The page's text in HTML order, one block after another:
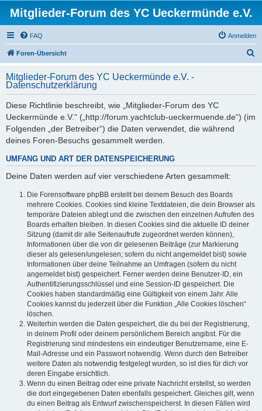
Mitglieder-Forum des YC Ueckermünde e.V.
FAQ Anmelden
Foren-Übersicht
h
Mitglieder-Forum des YC Ueckermünde e.V. -
Datenschutzerklärung
Diese Richtlinie beschreibt, wie „Mitglieder-Forum des YC
Ueckermünde e.V.“ („http://forum.yachtclub-ueckermuende.de“) (im
Folgenden „der Betreiber“) die Daten verwendet, die während
deines Foren-Besuchs gesammelt werden.
UMFANG UND ART DER DATENSPEICHERUNG
Deine Daten werden auf vier verschiedene Arten gesammelt:
Die Forensoftware phpBB erstellt bei deinem Besuch des Boards
mehrere Cookies. Cookies sind kleine Textdateien, die dein Browser als
temporäre Dateien ablegt und die zwischen den einzelnen Aufrufen des
Boards erhalten bleiben. In diesen Cookies sind die aktuelle ID deiner
Sitzung (damit dir alle Seitenaufrufe zugeordnet werden können),
Informationen über die von dir gelesenen Beiträge (zur Markierung
dieser als gelesen/ungelesen; sofern du nicht angemeldet bist) sowie
Informationen über deine Teilnahme an Umfragen (sofern du nicht
angemeldet bist) gespeichert. Ferner werden deine Benutzer-ID, ein
Authentifizierungsschlüssel und eine Session-ID gespeichert. Die
Cookies haben standardmäßig eine Gültigkeit von einem Jahr. Alle
Cookies kannst du jederzeit über die Funktion „Alle Cookies löschen“
löschen.
Weiterhin werden die Daten gespeichert, die du bei der Registrierung,
in deinem Profil oder deinem persönlichem Bereich angibst. Für die
Registrierung sind mindestens ein eindeutiger Benutzername, eine E-
Mail-Adresse und ein Passwort notwendig. Wenn durch den Betreiber
weitere Daten als notwendig festgelegt wurden, so ist dies für dich vor
deren Eingabe ersichtlich.
Wenn du einen Beitrag oder eine private Nachricht erstellst, so werden
die dort eingegebenen Daten ebenfalls gespeichert. Gleiches gilt, wenn
du einen Beitrag als Entwurf zwischenspeicherst. In diesen Fällen wird